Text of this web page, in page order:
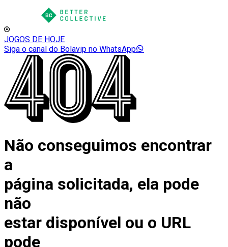
JOGOS DE HOJE
Siga o canal do Bolavip no WhatsApp
Não conseguimos encontrar
a
página solicitada, ela pode
não
estar disponível ou o URL
pode